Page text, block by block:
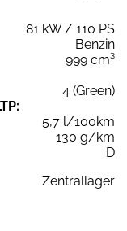
81 kW / 110 PS
Benzin
999 cm³
4 (Green)
5,7 l/100km
130 g/km
D
Zentrallager